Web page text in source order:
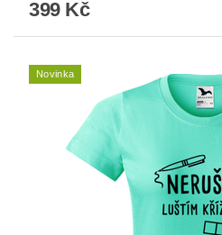
399 Kč
Novinka